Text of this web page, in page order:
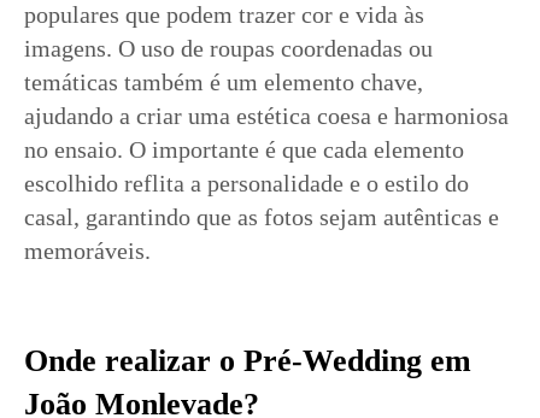
populares que podem trazer cor e vida às
imagens. O uso de roupas coordenadas ou
temáticas também é um elemento chave,
ajudando a criar uma estética coesa e harmoniosa
no ensaio. O importante é que cada elemento
escolhido reflita a personalidade e o estilo do
casal, garantindo que as fotos sejam autênticas e
memoráveis.
Onde realizar o Pré-Wedding em
João Monlevade?